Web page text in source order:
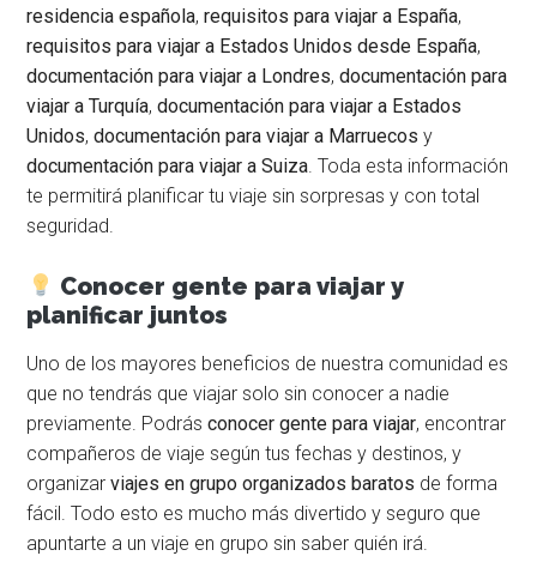
residencia española,requisitos para viajar a España,
requisitos para viajar a Estados Unidos desde España,
documentación para viajar a Londres,documentación para
viajar a Turquía,documentación para viajar a Estados
Unidos,documentación para viajar a Marruecos y
documentación para viajar a Suiza. Toda esta información
te permitirá planificar tu viaje sin sorpresas y con total
seguridad.
Conocer gente para viajar y
planificar juntos
Uno de los mayores beneficios de nuestra comunidad es
que no tendrás que viajar solo sin conocer a nadie
previamente. Podrásconocer gente para viajar, encontrar
compañeros de viaje según tus fechas y destinos, y
organizarviajes en grupo organizados baratos de forma
fácil. Todo esto es mucho más divertido y seguro que
apuntarte a un viaje en grupo sin saber quién irá.